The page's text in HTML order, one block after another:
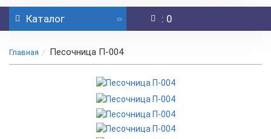
Каталог : 0
Главная Песочница П-004